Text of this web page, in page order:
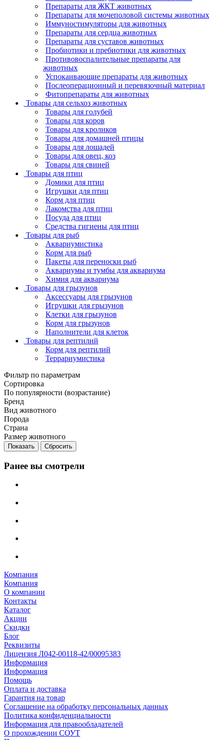
Препараты для ЖКТ животных
Препараты для мочеполовой системы животных
Иммуностимуляторы для животных
Препараты для сердца животных
Препараты для суставов животных
Пробиотики и пребиотики для животных
Противовоспалительные препараты для
животных
Успокаивающие препараты для животных
Послеоперационный и перевязочный материал
Фитопрепараты для животных
Товары для сельхоз животных
Товары для голубей
Товары для коров
Товары для кроликов
Товары для домашней птицы
Товары для лошадей
Товары для овец, коз
Товары для свиней
Товары для птиц
Домики для птиц
Игрушки для птиц
Корм для птиц
Лакомства для птиц
Посуда для птиц
Средства гигиены для птиц
Товары для рыб
Аквариумистика
Корм для рыб
Пакеты для переноски рыб
Аквариумы и тумбы для аквариума
Химия для аквариума
Товары для грызунов
Аксессуары для грызунов
Игрушки для грызунов
Клетки для грызунов
Корм для грызунов
Наполнители для клеток
Товары для рептилий
Корм для рептилий
Террариумистика
Фильтр по параметрам
Сортировка
По популярности (возрастание)
Бренд
Вид животного
Порода
Страна
Размер животного
Сбросить
Ранее вы смотрели
Компания
Компания
О компании
Контакты
Каталог
Акции
Скидки
Блог
Реквизиты
Лицензия Л042-00118-42/00095383
Информация
Информация
Помощь
Оплата и доставка
Гарантия на товар
Соглашение на обработку персональных данных
Политика конфиденциальности
Информация для правообладателей
О прохождении СОУТ